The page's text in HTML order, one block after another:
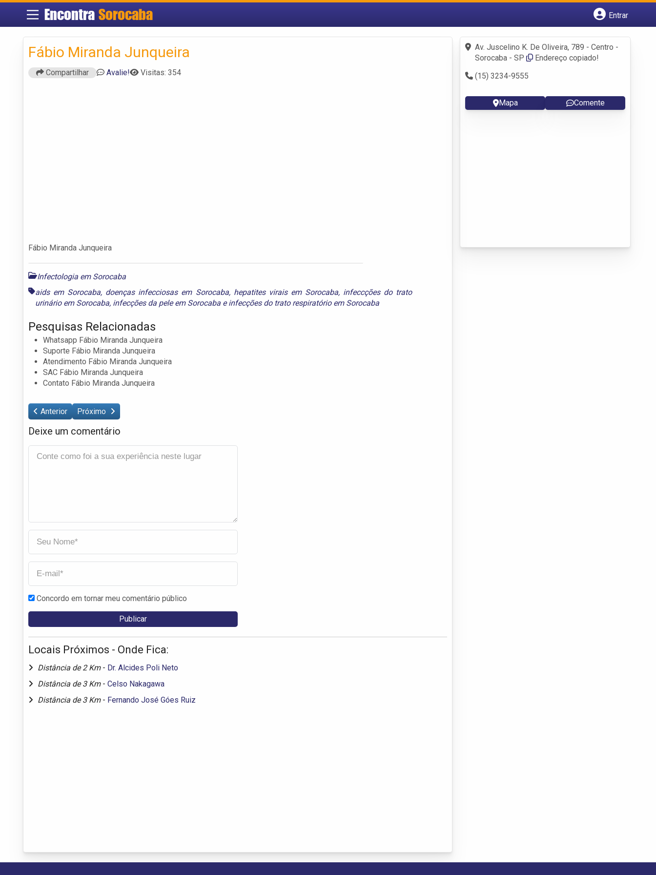
Encontra Sorocaba
Entrar
Fazer login
Criar conta
Fábio Miranda Junqueira
Compartilhar Avalie! Visitas: 354
Fábio Miranda Junqueira
Infectologia em Sorocaba
aids em Sorocaba, doenças infecciosas em Sorocaba, hepatites virais em Sorocaba, infeccções do trato
urinário em Sorocaba, infecções da pele em Sorocaba einfecções do trato respiratório em Sorocaba
Pesquisas Relacionadas
Whatsapp Fábio Miranda Junqueira
Suporte Fábio Miranda Junqueira
Atendimento Fábio Miranda Junqueira
SAC Fábio Miranda Junqueira
Contato Fábio Miranda Junqueira
Anterior Próximo
Deixe um comentário
Concordo em tornar meu comentário público
Locais Próximos - Onde Fica:
Distância de 2 Km - Dr. Alcides Poli Neto
Distância de 3 Km - Celso Nakagawa
Distância de 3 Km - Fernando José Góes Ruiz
Av. Juscelino K. De Oliveira, 789 - Centro -
Sorocaba - SP
Endereço copiado!
(15) 3234-9555
Mapa Comente